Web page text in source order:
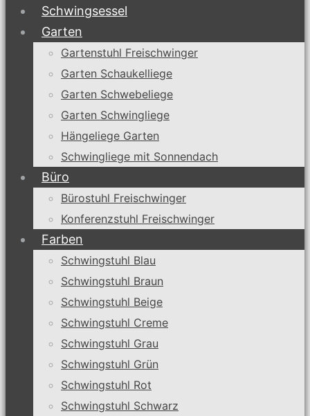
Schwingsessel
Garten
Gartenstuhl Freischwinger
Garten Schaukelliege
Garten Schwebeliege
Garten Schwingliege
Hängeliege Garten
Schwingliege mit Sonnendach
Büro
Bürostuhl Freischwinger
Konferenzstuhl Freischwinger
Farben
Schwingstuhl Blau
Schwingstuhl Braun
Schwingstuhl Beige
Schwingstuhl Creme
Schwingstuhl Grau
Schwingstuhl Grün
Schwingstuhl Rot
Schwingstuhl Schwarz